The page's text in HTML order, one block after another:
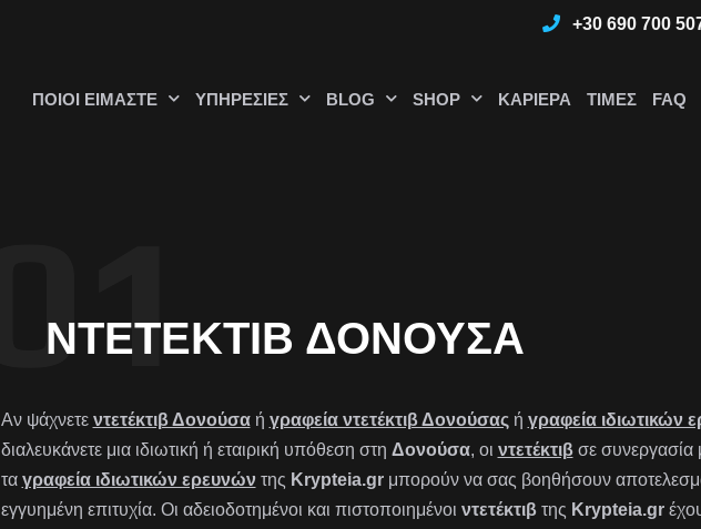
+30 690 700
ΠΟΙΟΊ ΕΊΜΑΣΤΕ ΥΠΗΡΕΣΊΕΣ BLOG SHOP ΚΑΡΙΈΡΑ ΤΙΜΈΣ FAQ
ΝΤΕΤΈΚΤΙΒ ΔΟΝΟΎΣΑ
Αν ψάχνετε ντετέκτιβ Δονούσαή γραφεία ντετέκτιβ Δονούσαςή γραφεία ιδιωτικών
διαλευκάνετε μια ιδιωτική ή εταιρική υπόθεση στη Δονούσα, οι ντετέκτιβσε συνεργασία
τα γραφεία ιδιωτικών ερευνώντης Krypteia.grμπορούν να σας βοηθήσουν
εγγυημένη επιτυχία. Οι αδειοδοτημένοι και πιστοποιημένοι ντετέκτιβτης Krypteia.gr